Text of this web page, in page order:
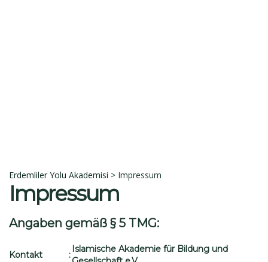
Erdemliler Yolu Akademisi > Impressum
Impressum
Angaben gemäß § 5 TMG:
Kontakt :
Islamische Akademie für Bildung und